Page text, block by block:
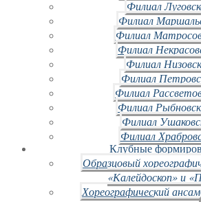
Филиал
Филиал
Филиал
Филиал
Филиал
Филиал
Филиал
Филиал
Филиал
Филиал
Клубные
Образцовый
«Калейдоскоп» и
Хореографический